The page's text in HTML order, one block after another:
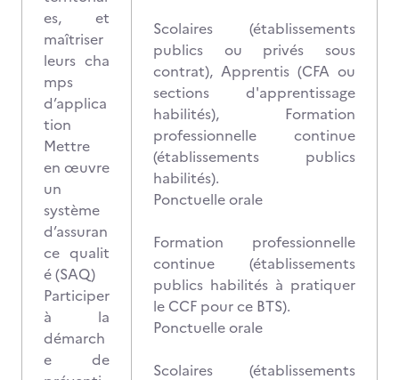
es, et
maîtriser
leurs cha
mps
d’applica
tion
Mettre
en œuvre
un
système
d’assuran
ce qualit
é (SAQ)
Participer
à la
démarch
e de
Scolaires (établissements
publics ou privés sous
contrat), Apprentis (CFA ou
sections d'apprentissage
habilités), Formation
professionnelle continue
(établissements publics
habilités).
Ponctuelle orale
Formation professionnelle
continue (établissements
publics habilités à pratiquer
le CCF pour ce BTS).
Ponctuelle orale
Scolaires (établissements